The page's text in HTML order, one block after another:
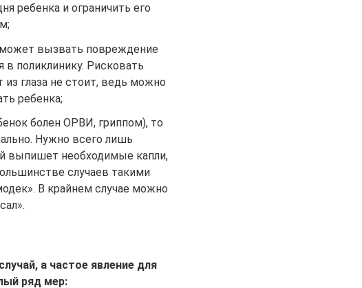
ребенка и ограничить его
вызвать повреждение
в поликлинику. Рисковать
глаза не стоит, ведь можно
ребенка;
болен ОРВИ, гриппом), то
Нужно всего лишь
выпишет необходимые капли,
случаев такими
В крайнем случае можно
а частое явление для
ряд мер: